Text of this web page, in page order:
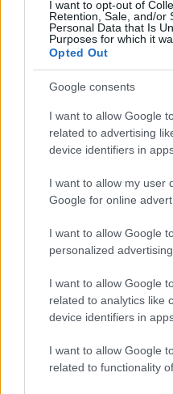
I want to opt-out of
Retention, Sale, and/or
Personal Data that Is
Purposes for which it
Opted Out
Google consents
I want to allow Google
related to advertising
device identifiers in
I want to allow my user
Google for online
I want to allow Google
personalized advertising.
I want to allow Google
related to analytics like
device identifiers in
I want to allow Google
related to functionality
Copenhagen Fashion
rivoluzionando la moda
Cristian Castiglioni · 8 Ago 2026